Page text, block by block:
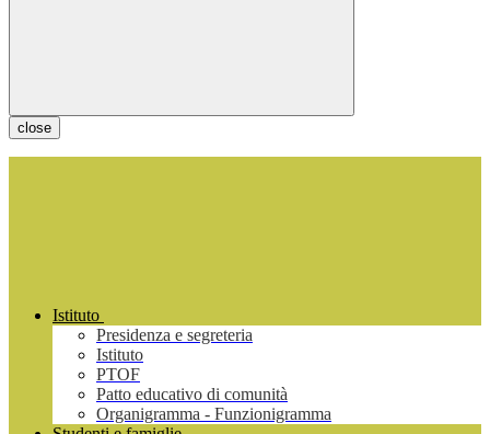
close
Istituto
Presidenza e segreteria
Istituto
PTOF
Patto educativo di comunità
Organigramma - Funzionigramma